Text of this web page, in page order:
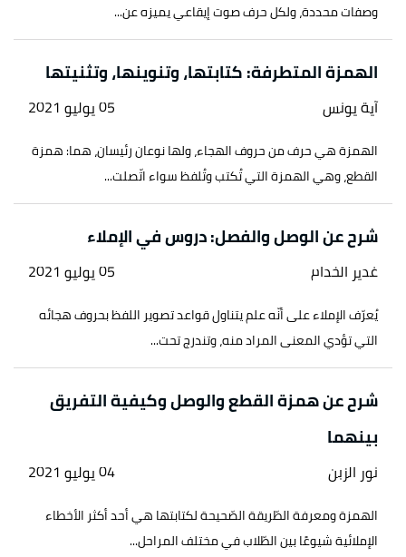
وصفات محددة، ولكل حرف صوت إيقاعي يميزه عن...
الهمزة المتطرفة: كتابتها، وتنوينها، وتثنيتها
آية يونس 05 يوليو 2021
الهمزة هي حرف من حروف الهجاء، ولها نوعان رئيسان، هما: همزة
القطع، وهي الهمزة التي تُكتب وتُلفظ سواء اتّصلت...
شرح عن الوصل والفصل: دروس في الإملاء
غدير الخدام 05 يوليو 2021
يُعرّف الإملاء على أنّه علم يتناول قواعد تصوير اللفظ بحروف هجائه
التي تؤدي المعنى المراد منه، وتندرج تحت...
شرح عن همزة القطع والوصل وكيفية التفريق
بينهما
نور الزبن 04 يوليو 2021
الهمزة ومعرفة الطّريقة الصّحيحة لكتابتها هي أحد أكثر الأخطاء
الإملائية شيوعًا بين الطّلاب في مختلف المراحل...